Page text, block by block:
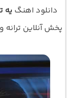
دانلود اهنگ یه
پخش آنلاین ترانه و